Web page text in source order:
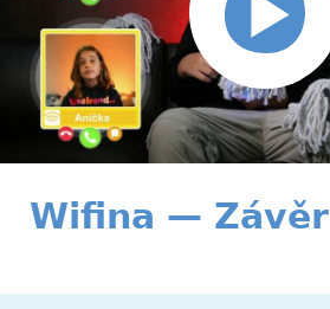
Wifina — Závěr